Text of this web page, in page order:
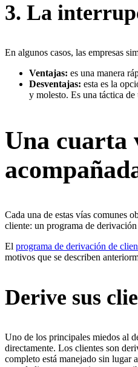
3. La
En algunos casos, las empresas
Ventajas: es una manera
Desventajas: esta es la
y molesto. Es una táctica
Una cuarta
Cada una de estas vías comunes
cliente: un programa de
El programa de derivación de
motivos que se describen
Derive sus
Uno de los principales miedos al
directamente. Los clientes son
completo está manejado sin lugar